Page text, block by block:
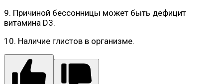
9. Причиной бессонницы может быть дефицит
витамина D3.
10. Наличие глистов в организме.